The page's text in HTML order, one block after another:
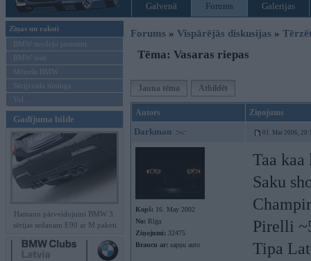
Galvenā Forums Galerijas
Ziņas un raksti
BMW modeļu jaunumi
BMW testi
Mēneša BMW
Sērijveida tūnings
Vel...
Gadījuma bilde
Hamann pārveidojumi BMW 3.
sērijas sedanam E90 ar M paketi
Forums » Vispārējās diskusijas »
Tēma: Vasaras riepas
Jauna tēma Atbildēt
Autors Ziņojums
Darkman 01. Mar 2006,
Kopš: 16. May 2002
No: Rīga
Ziņojumi: 32475
Braucu ar: sapņu auto
Taa
Saku
Pirelli
Tipa